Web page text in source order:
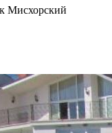
Мисхорский